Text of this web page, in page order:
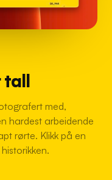
tall
med,
hardest arbeidende
rørte. Klikk på en